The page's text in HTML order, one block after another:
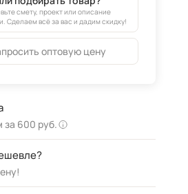
смету, проект или описание
Сделаем всё за вас и дадим скидку!
оптовую цену
за 600 руб.